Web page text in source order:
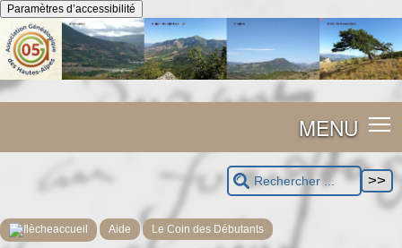
Panneau de gestion des cookies
Paramètres d’accessibilité
MENU
accueil Aide Le Coin des Débutants